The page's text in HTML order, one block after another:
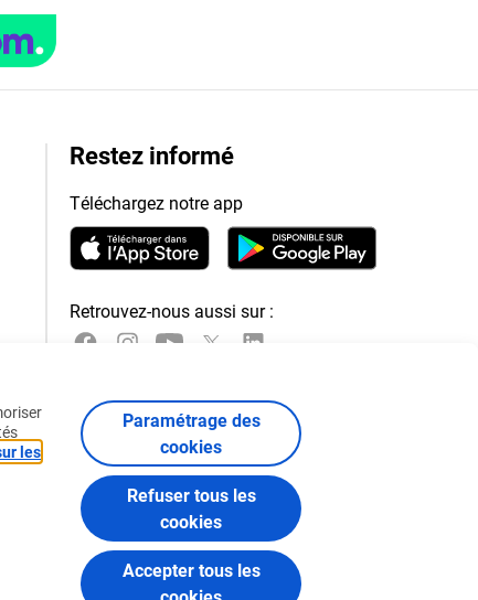
les
Paramétrage des
cookies
Refuser tous les
cookies
Accepter tous les
Restez informé
Téléchargez notre app
Retrouvez-nous aussi sur :